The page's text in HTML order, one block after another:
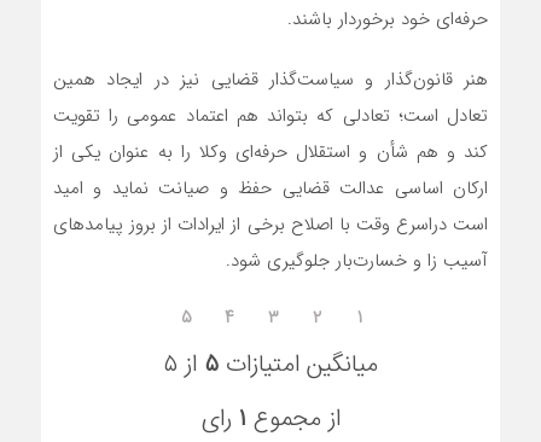
حرفه‌ای خود برخوردار باشند.
هنر قانون‌گذار و سیاست‌گذار قضایی نیز در ایجاد همین
تعادل است؛ تعادلی که بتواند هم اعتماد عمومی را تقویت
کند و هم شأن و استقلال حرفه‌ای وکلا را به عنوان یکی از
ارکان اساسی عدالت قضایی حفظ و صیانت نماید و امید
است دراسرع وقت با اصلاح برخی از ایرادات از بروز پیامد‌های
آسیب زا و خسارت‌بار جلوگیری شود.
۱ ۲ ۳ ۴ ۵
میانگین امتیازات ۵ از ۵
از مجموع ۱ رای